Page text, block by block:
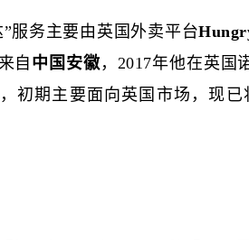
”服务主要由英国外卖平台
自 中国安徽 ， 2017年他在英国
初期主要面向英国市场，现